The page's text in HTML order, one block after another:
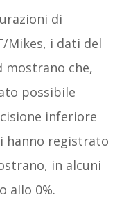
di
Mikes, i dati del
mostrano che,
possibile
inferiore
hanno registrato
in alcuni
allo 0%.